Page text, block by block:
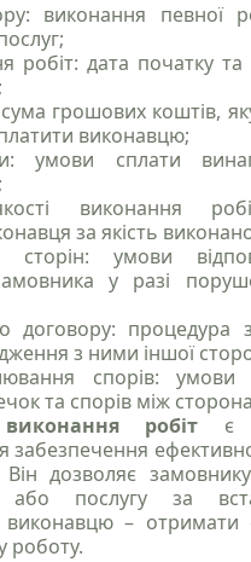
виконання певної
робіт: дата початку та
сума грошових коштів,
виконавцю;
умови сплати
виконання
за якість
сторін: умови
у разі
договору: процедура
з ними іншої
спорів: умови
та спорів між
робіт є
забезпечення
дозволяє
або послугу за
– отримати
роботу.